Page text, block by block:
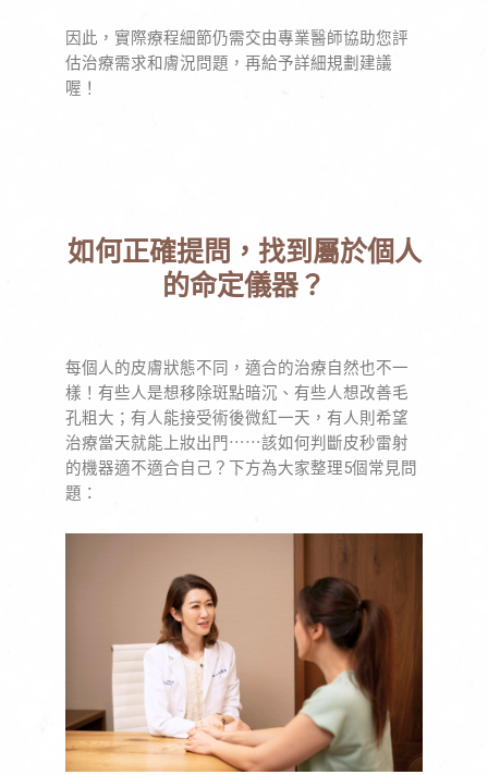
因此，實際療程細節仍需交由專業醫師協助您評
估治療需求和膚況問題，再給予詳細規劃建議
喔！
如何正確提問，找到屬於個人
的命定儀器？
每個人的皮膚狀態不同，適合的治療自然也不一
樣！有些人是想移除斑點暗沉、有些人想改善毛
孔粗大；有人能接受術後微紅一天，有人則希望
治療當天就能上妝出門⋯⋯該如何判斷皮秒雷射
的機器適不適合自己？下方為大家整理5個常見問
題：